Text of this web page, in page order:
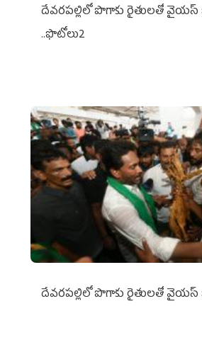
దేవరపల్లిలో పొగాకు రైతులతో
..ఫొటోలు2
దేవరపల్లిలో పొగాకు రైతులతో